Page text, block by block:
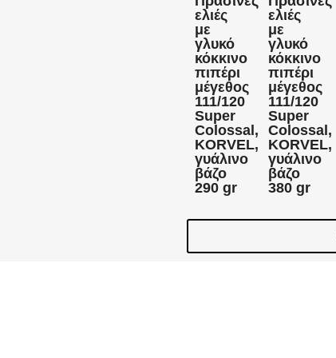
ελιές
με
γλυκό
κόκκινο
πιπέρι
μέγεθος
111/120
Super
Colossal,
KORVEL,
γυάλινο
βάζο
290 gr
ελιές
με
γλυκό
κόκκινο
πιπέρι
μέγεθος
111/120
Super
Colossal,
KORVEL,
γυάλινο
βάζο
380 gr